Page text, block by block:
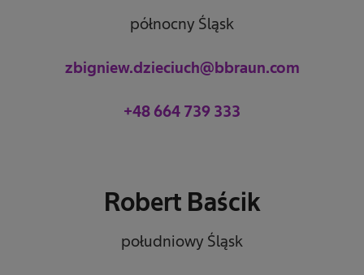
północny Śląsk
zbigniew.dzieciuch@bbraun.com
+48 664 739 333
Robert Baścik
południowy Śląsk